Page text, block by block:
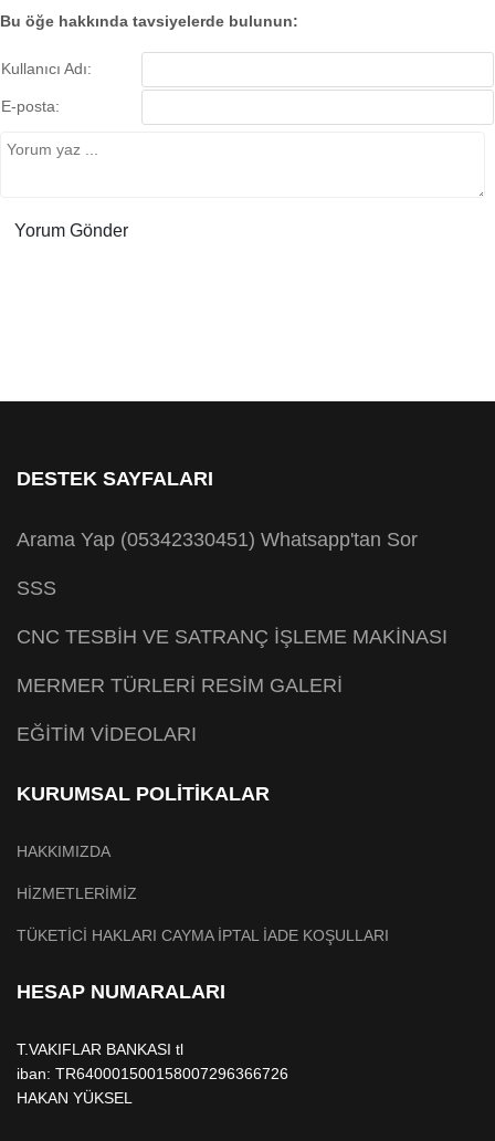
Bu öğe hakkında tavsiyelerde bulunun:
Kullanıcı Adı:
E-posta:
DESTEK SAYFALARI
Arama Yap (05342330451) Whatsapp'tan Sor
SSS
CNC TESBİH VE SATRANÇ İŞLEME MAKİNASI
MERMER TÜRLERİ RESİM GALERİ
EĞİTİM VİDEOLARI
KURUMSAL POLİTİKALAR
HAKKIMIZDA
HİZMETLERİMİZ
TÜKETİCİ HAKLARI CAYMA İPTAL İADE KOŞULLARI
HESAP NUMARALARI
T.VAKIFLAR BANKASI tl
iban: TR640001500158007296366726
HAKAN YÜKSEL